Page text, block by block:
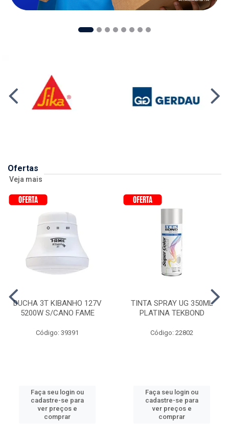
Ofertas
Veja mais
DUCHA 3T KIBANHO 127V
5200W S/CANO FAME
Código: 39391
Faça seu login ou
cadastre-se para
ver preços e
comprar
TINTA SPRAY UG 350ML
PLATINA TEKBOND
Código: 22802
Faça seu login ou
cadastre-se para
ver preços e
comprar